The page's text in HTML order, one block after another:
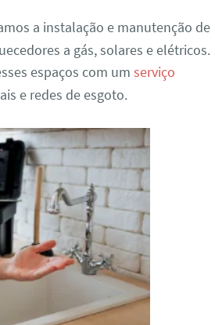
a instalação e manutenção de
a gás, solares e elétricos.
espaços com um serviço
e redes de esgoto.